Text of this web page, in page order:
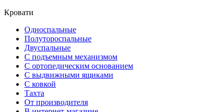
Кровати
Односпальные
Полутороспальные
Двуспальные
С подъемным механизмом
С ортопедическим основанием
С выдвижными ящиками
С ковкой
Тахта
От производителя